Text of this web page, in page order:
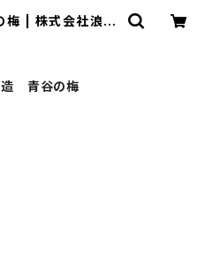
| 株式会社浪漫
造 青谷の梅